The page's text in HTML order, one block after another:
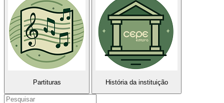
Partituras História da instituição